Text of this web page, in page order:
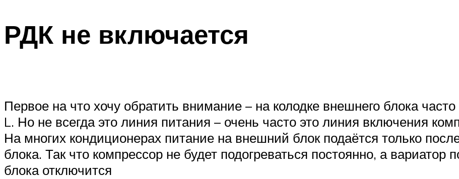
РДК не включается
Первое на что хочу обратить внимание – на колодке внешнего блока
L. Но не всегда это линия питания – очень часто это линия включения
На многих кондиционерах питание на внешний блок подаётся только
блока. Так что компрессор не будет подогреваться постоянно, а вариатор
блока отключится